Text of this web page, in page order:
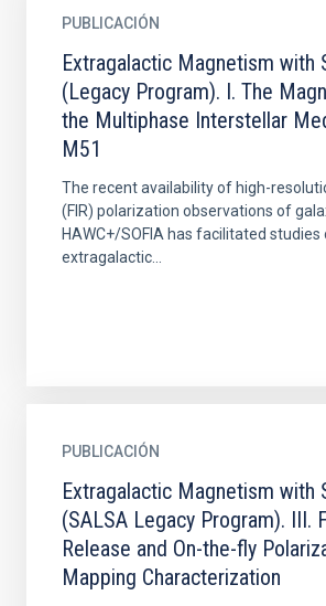
PUBLICACIÓN
Extragalactic Magnetism with
(Legacy Program). I. The
the Multiphase Interstellar
M51
The recent availability of high-
(FIR) polarization observations of
HAWC+/SOFIA has facilitated studies
extragalactic...
PUBLICACIÓN
Extragalactic Magnetism with
(SALSA Legacy Program). III.
Release and On-the-fly
Mapping Characterization